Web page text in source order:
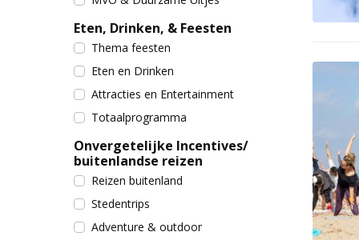
Eten, Drinken, & Feesten
Thema feesten
Eten en Drinken
Attracties en Entertainment
Totaalprogramma
Onvergetelijke Incentives/
buitenlandse reizen
Reizen buitenland
Stedentrips
Adventure & outdoor